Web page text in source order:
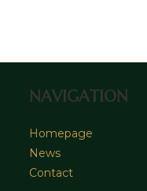
tab
NAVIGATION
Homepage
News
Contact